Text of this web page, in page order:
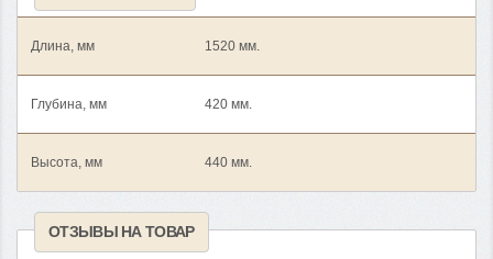
Длина, мм 1520 мм.
Глубина, мм 420 мм.
Высота, мм 440 мм.
ОТЗЫВЫ НА ТОВАР